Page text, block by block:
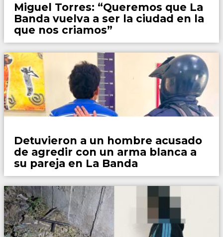
Miguel Torres: “Queremos que La
Banda vuelva a ser la ciudad en la
que nos criamos”
Detuvieron a un hombre acusado
de agredir con un arma blanca a
su pareja en La Banda